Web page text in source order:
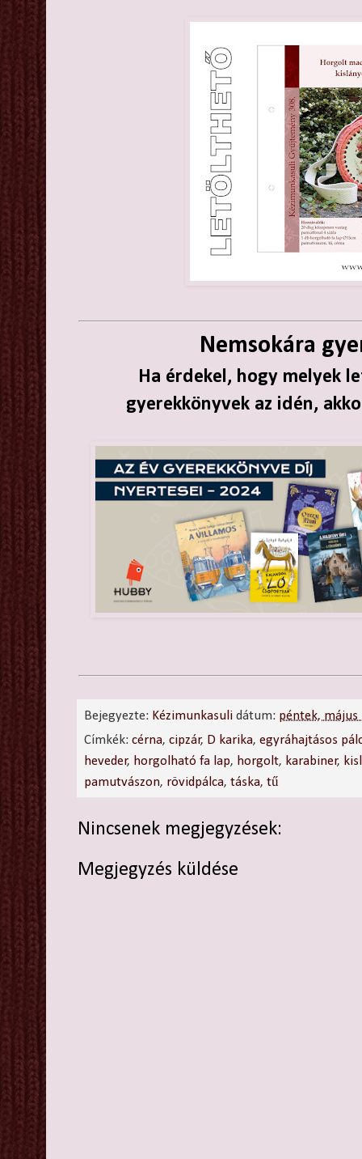
Nemsokára
Ha érdekel, hogy melyek
gyerekkönyvek az idén,
Bejegyezte: Kézimunkasuli dátum: péntek, május
Címkék:cérna,cipzár, D karika,egyráhajtásos
heveder, horgolható fa lap, horgolt, karabiner,
pamutvászon, rövidpálca,táska,tű
Nincsenek megjegyzések:
Megjegyzés küldése